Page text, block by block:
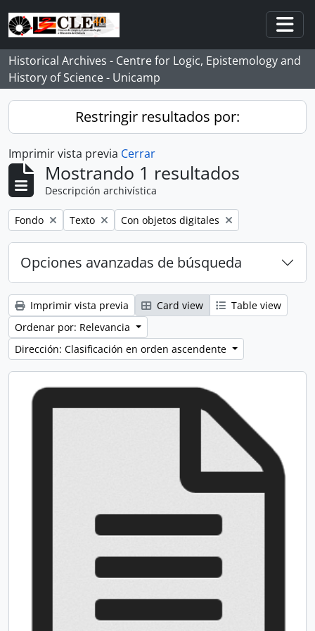
Skip to main content
Historical Archives - Centre for Logic, Epistemology and
History of Science - Unicamp
Restringir resultados por:
Imprimir vista previa Cerrar
Mostrando 1 resultados
Descripción archivística
Remove filter:
Fondo Remove filter:
Texto Remove filter:
Con objetos digitales
Opciones avanzadas de búsqueda
Imprimir vista previa Card view
Table view
Ordenar por: Relevancia
Dirección: Clasificación en orden ascendente